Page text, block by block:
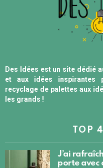
Des Idées est un site dédié
et aux idées inspirantes
recyclage de palettes aux
les grands !
TOP
J’ai
porte avec